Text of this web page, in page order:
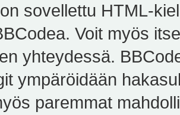
sovellettu HTML-
Voit myös
yhteydessä.
ympäröidään
paremmat